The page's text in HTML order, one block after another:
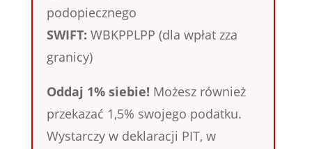
podopiecznego
SWIFT: WBKPPLPP (dla wpłat zza
granicy)
Oddaj 1% siebie! Możesz również
przekazać 1,5% swojego podatku.
Wystarczy w deklaracji PIT, w